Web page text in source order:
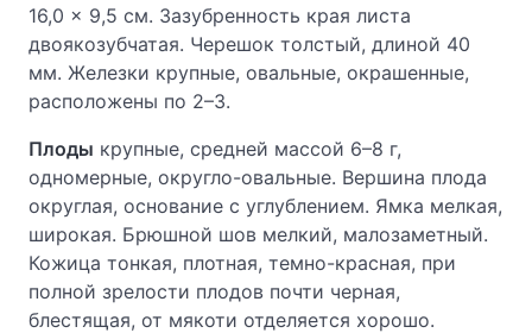
16,0 × 9,5 см. Зазубренность края листа
двоякозубчатая. Черешок толстый, длиной 40
мм. Железки крупные, овальные, окрашенные,
расположены по 2–3.
Плоды крупные, средней массой 6–8 г,
одномерные, округло-овальные. Вершина плода
округлая, основание с углублением. Ямка мелкая,
широкая. Брюшной шов мелкий, малозаметный.
Кожица тонкая, плотная, темно-красная, при
полной зрелости плодов почти черная,
блестящая, от мякоти отделяется хорошо.